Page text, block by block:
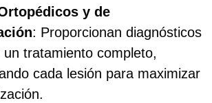
y de
: Proporcionan diagnósticos
un tratamiento completo,
cada lesión para maximizar